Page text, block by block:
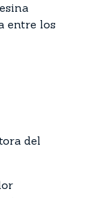
entre los
del